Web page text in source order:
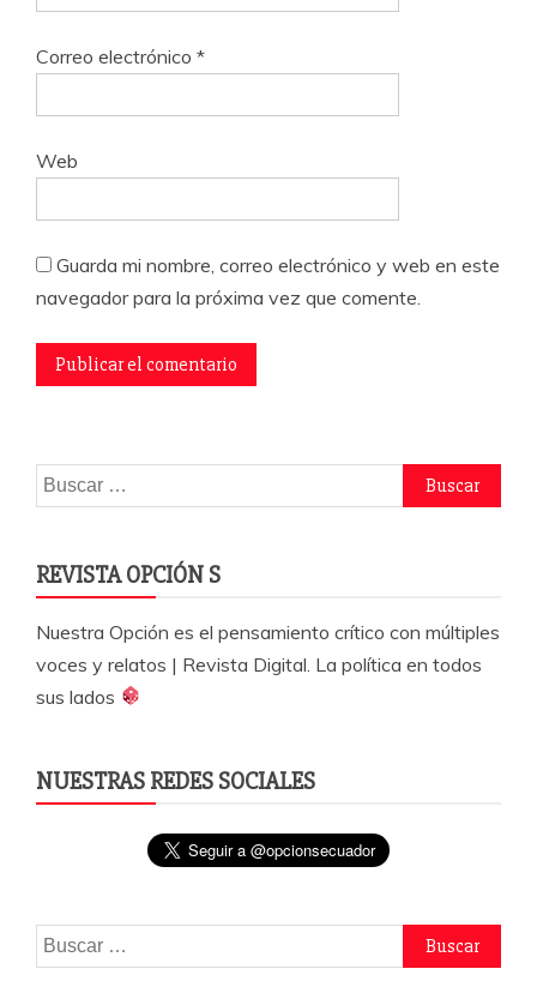
Correo electrónico *
Web
Guarda mi nombre, correo electrónico y web en este
navegador para la próxima vez que comente.
Buscar:
REVISTA OPCIÓN S
Nuestra Opción es el pensamiento crítico con múltiples
voces y relatos | Revista Digital. La política en todos
sus lados
NUESTRAS REDES SOCIALES
Buscar: